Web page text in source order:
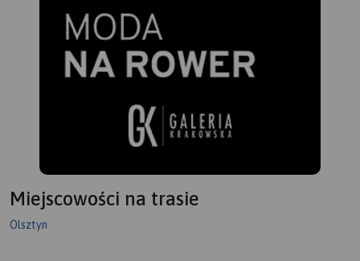
Miejscowości na trasie
Olsztyn